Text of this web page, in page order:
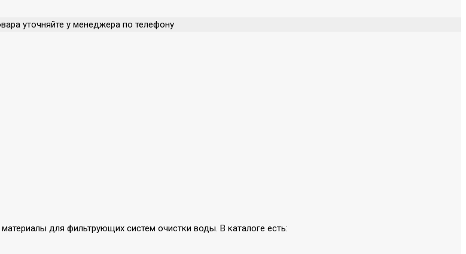
уточняйте у менеджера по телефону
для фильтрующих систем очистки воды. В каталоге есть: